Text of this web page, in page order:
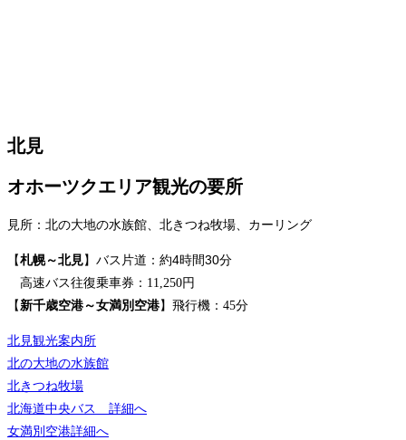
北見
オホーツクエリア観光の要所
見所：北の大地の水族館、北きつね牧場、カーリング
【札幌～北見】バス片道： 約4時間30分
高速バス往復乗車券：11,250円
【新千歳空港～女満別空港】飛行機：45分
北見観光案内所
北の大地の水族館
北きつね牧場
北海道中央バス 詳細へ
女満別空港詳細へ